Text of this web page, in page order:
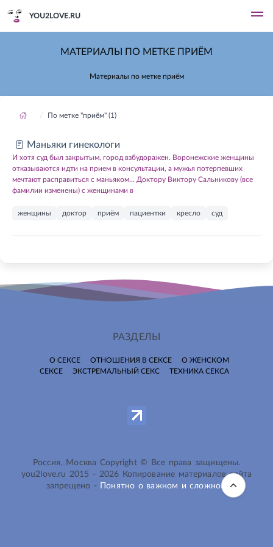
YOU2LOVE.RU
МАТЕРИАЛЫ ПО МЕТКЕ ПРИЁМ
Материалы по метке приём
По метке "приём" (1)
Маньяки гинекологи
И хотя суд был закрытым, город взбудоражен. Воронежские женщины
отказываются идти на прием в консультации, а мужья потерпевших
мечтают расправиться с маньяком... Доктору Виктору Сальникову (все
фамилии изменены) с женщинами в
женщины доктор приём пациентки кресло суд
РАЗДЕЛЫ
О СЕКСЕ ОТНОШЕНИЯ В СЕКСЕ
О ЖЕНСКОМ
СЕКСЕ
ЭКСТРЕМАЛЬНЫЙ СЕКС ТЕХНИКА СЕКСА
Россия, Москва Copyright © Все права защищены.
you2love.ru 2015 - 2026 Копирование материалов сайта
запрещено -
Понятно о важном и сложном